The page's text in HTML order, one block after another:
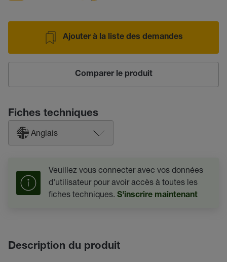
Ajouter à la liste des demandes
Comparer le produit
Fiches techniques
Anglais
Veuillez vous connecter avec vos données
d'utilisateur pour avoir accès à toutes les
fiches techniques. S'inscrire maintenant
Description du produit